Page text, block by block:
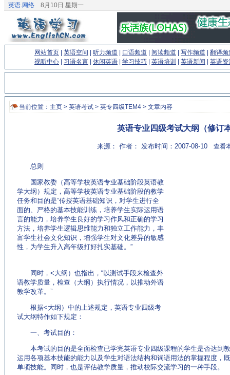
英语.网络 8月10日 星期一
网站首页 英语空间 听力频道 口语频道 阅读频道 写作频道
翻译频
视听中心
习语名言 休闲英语 学习技巧 英语培训 英语新闻 英语资
当前位置： 主页 > 英语考试 > 英专四级TEM4 > 文章内容
英语专业四级考试大纲（修订
来源： 作者： 发布时间：2007-08-10 查看
总则
国家教委（高等学校英语专业基础阶段英语教
学大纲）规定，高等学校英语专业基础阶段的教学
任务和目的是“传授英语基础知识，对学生进行全
面的、严格的基本技能训练，培养学生实际运用语
言的能力，培养学生良好的学习作风和正确的学习
方法，培养学生逻辑思维能力和独立工作能力，丰
富学生社会文化知识，增强学生对文化差异的敏感
性，为学生升入高年级打好扎实基础。”
同时，<大纲）也指出，“以测试手段来检查外
语教学质量，检查（大纲）执行情况，以推动外语
教学改革。”
根据<大纲）中的上述规定，英语专业四级考
试大纲特作如下规定：
一、考试目的：
本考试的目的是全面检查已学完英语专业四级课程的学生是否达到
运用各项基本技能的能力以及学生对语法结构和词语用法的掌握程度，
单项技能。同时，也是评估教学质量，推动校际交流学习的一种手段。